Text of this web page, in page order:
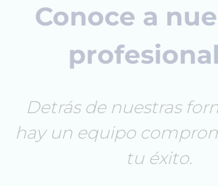
Conoce a
Detrás de nuestras
hay un equipo
tu éxito.